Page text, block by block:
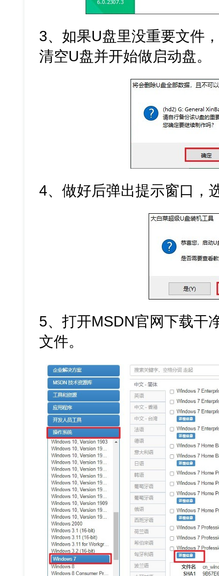
3、如果U盘里没重要文件
清空U盘并开始做启动盘。
4、做好后弹出提示窗口，
5、打开MSDN官网下载干
文件。